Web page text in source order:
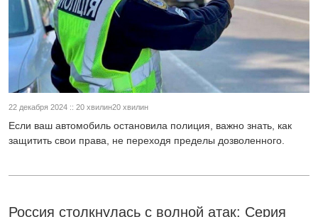
22 декабря 2024 :: 20 хвилин20 хвилин
Если ваш автомобиль остановила полиция, важно знать, как
защитить свои права, не переходя пределы дозволенного.
Россия столкнулась с волной атак: Серия